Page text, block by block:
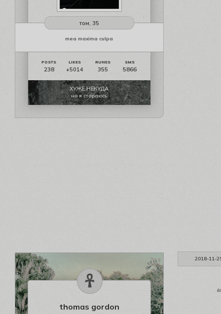
том, 35
mea maxima culpa
238 +5014 355 5866
ХУЖЕ НЕКУДА
но я стараюсь
2018-11-
thomas gordon